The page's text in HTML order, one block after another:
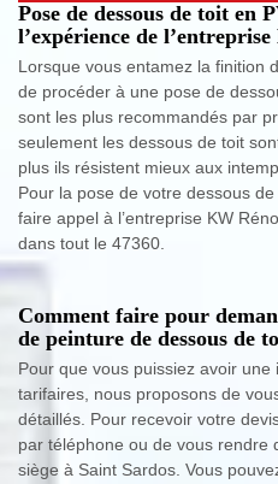
Pose de dessous de toit en
l’expérience de
Lorsque vous entamez la finition
de procéder à une pose de
sont les plus recommandés par
seulement les dessous de toit
plus ils résistent mieux aux
Pour la pose de votre dessous
faire appel à l’entreprise KW
dans tout le 47360.
Comment faire pour
de peinture de dessous de
Pour que vous puissiez avoir
tarifaires, nous proposons de
détaillés. Pour recevoir votre
par téléphone ou de vous rendre
siège à Saint Sardos. Vous